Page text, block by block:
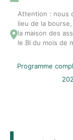
Attention : nous
lieu de la
la maison des
le BI du mois de
Programme